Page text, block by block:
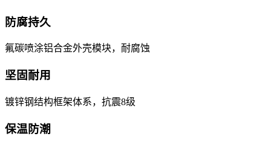
防腐持久
氟碳喷涂铝合金外壳模块，耐腐蚀
坚固耐用
镀锌钢结构框架体系，抗震8级
保温防潮